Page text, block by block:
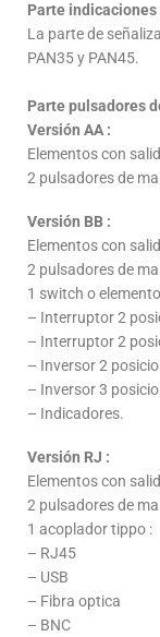
Parte indicaciones
La parte de
PAN35 y PAN45.
Parte pulsadores
Versión AA :
Elementos con
2 pulsadores de
Versión BB :
Elementos con
2 pulsadores de
1 switch o
– Interruptor 2
– Interruptor 2
– Inversor 2
– Inversor 3
– Indicadores.
Versión RJ :
Elementos con
2 pulsadores de
1 acoplador tippo :
– RJ45
– USB
– Fibra optica
– BNC